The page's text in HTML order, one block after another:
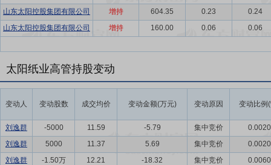
山东太阳控股集团有限公司
增持 604.35 0.23
0.24
山东太阳控股集团有限公司
增持 160.00 0.06 0.06
太阳纸业高管持股变动
变动人 变动股数 成交均价 变动金额(万元) 变动原因 变动比
刘逸群 -5000 11.59 -5.79 集中竞价
0.0020
刘逸群
5000 11.37 5.69 集中竞价
0.0020
刘逸群
-1.50万 12.21 -18.32 集中竞价 0.0060